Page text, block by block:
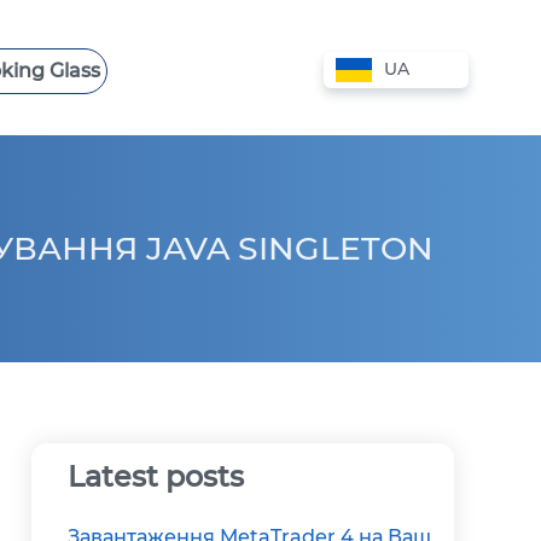
Glass UA
JAVA SINGLETON
Latest posts
Завантаження MetaTrader 4 на Ваш